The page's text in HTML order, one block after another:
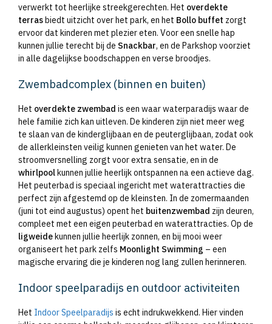
verwerkt tot heerlijke streekgerechten. Het overdekte
terrasbiedt uitzicht over het park, en het Bollo buffet zorgt
ervoor dat kinderen met plezier eten. Voor een snelle hap
kunnen jullie terecht bij de Snackbar, en de Parkshop voorziet
in alle dagelijkse boodschappen en verse broodjes.
Zwembadcomplex (binnen en buiten)
Het overdekte zwembad is een waar waterparadijs waar de
hele familie zich kan uitleven. De kinderen zijn niet meer weg
te slaan van de kinderglijbaan en de peuterglijbaan, zodat ook
de allerkleinsten veilig kunnen genieten van het water. De
stroomversnelling zorgt voor extra sensatie, en in de
whirlpoolkunnen jullie heerlijk ontspannen na een actieve dag.
Het peuterbad is speciaal ingericht met waterattracties die
perfect zijn afgestemd op de kleinsten. In de zomermaanden
(juni tot eind augustus) opent het buitenzwembad zijn deuren,
compleet met een eigen peuterbad en waterattracties. Op de
ligweidekunnen jullie heerlijk zonnen, en bij mooi weer
organiseert het park zelfs Moonlight Swimming – een
magische ervaring die je kinderen nog lang zullen herinneren.
Indoor speelparadijs en outdoor activiteiten
Het Indoor Speelparadijs is echt indrukwekkend. Hier vinden